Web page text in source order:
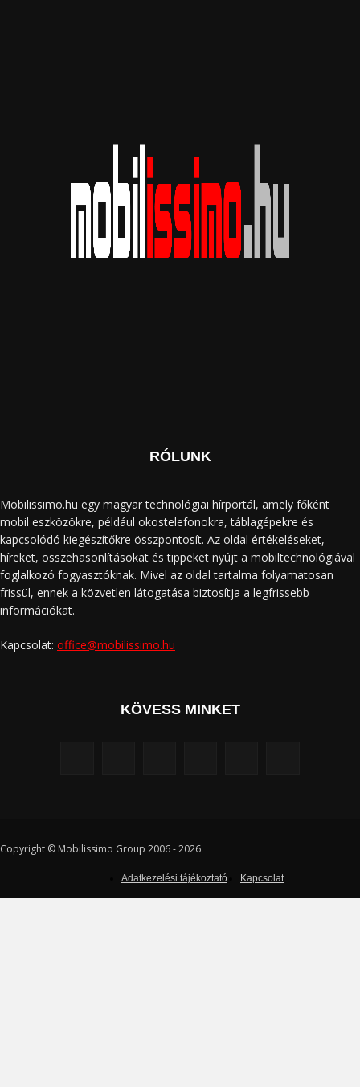
RÓLUNK
Mobilissimo.hu egy magyar technológiai hírportál, amely főként
mobil eszközökre, például okostelefonokra, táblagépekre és
kapcsolódó kiegészítőkre összpontosít. Az oldal értékeléseket,
híreket, összehasonlításokat és tippeket nyújt a mobiltechnológiával
foglalkozó fogyasztóknak. Mivel az oldal tartalma folyamatosan
frissül, ennek a közvetlen látogatása biztosítja a legfrissebb
információkat.
Kapcsolat: office@mobilissimo.hu
KÖVESS MINKET
Copyright © Mobilissimo Group 2006 - 2026
Adatkezelési tájékoztató Kapcsolat